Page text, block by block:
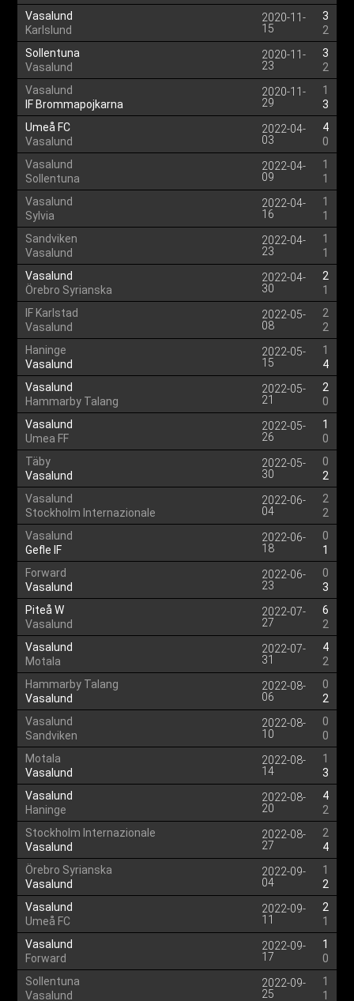
Vasalund
Karlslund
2020-11-
15
3
2
Sollentuna
Vasalund
2020-11-
23
3
2
Vasalund
IF Brommapojkarna
2020-11-
29
1
3
Umeå FC
Vasalund
2022-04-
03
4
0
Vasalund
Sollentuna
2022-04-
09
1
1
Vasalund
Sylvia
2022-04-
16
1
1
Sandviken
Vasalund
2022-04-
23
1
1
Vasalund
Örebro Syrianska
2022-04-
30
2
1
IF Karlstad
Vasalund
2022-05-
08
2
2
Haninge
Vasalund
2022-05-
15
1
4
Vasalund
Hammarby Talang
2022-05-
21
2
0
Vasalund
Umea FF
2022-05-
26
1
0
Täby
Vasalund
2022-05-
30
0
2
Vasalund
Stockholm Internazionale
2022-06-
04
2
2
Vasalund
Gefle IF
2022-06-
18
0
1
Forward
Vasalund
2022-06-
23
0
3
Piteå W
Vasalund
2022-07-
27
6
2
Vasalund
Motala
2022-07-
31
4
2
Hammarby Talang
Vasalund
2022-08-
06
0
2
Vasalund
Sandviken
2022-08-
10
0
0
Motala
Vasalund
2022-08-
14
1
3
Vasalund
Haninge
2022-08-
20
4
2
Stockholm Internazionale
Vasalund
2022-08-
27
2
4
Örebro Syrianska
Vasalund
2022-09-
04
1
2
Vasalund
Umeå FC
2022-09-
11
2
1
Vasalund
Forward
2022-09-
17
1
0
Sollentuna
Vasalund
2022-09-
25
1
1